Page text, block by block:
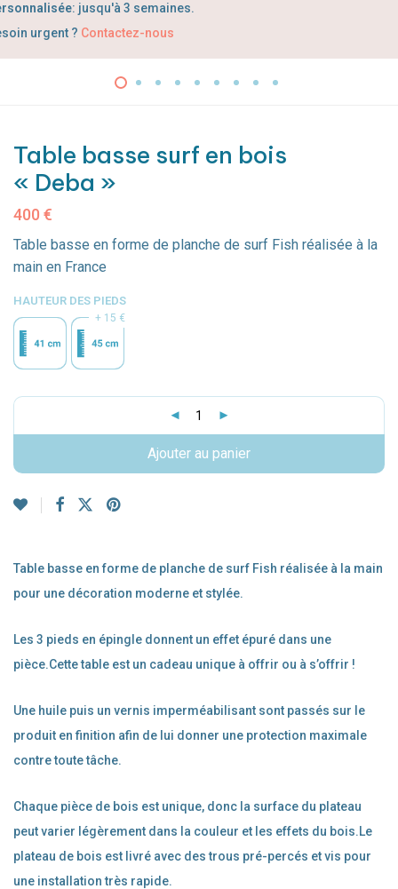
: jusqu'à 3 semaines.
urgent ? Contactez-nous
Table basse surf en bois
« Deba »
400 €
Table basse en forme de planche de surf Fish réalisée à la
main en France
HAUTEUR DES PIEDS
15 €
Ajouter au panier
Table basse en forme de planche de surf Fish réalisée à la main
pour une décoration moderne et stylée.
Les 3 pieds en épingle donnent un effet épuré dans une
pièce.Cette table est un cadeau unique à offrir ou à s’offrir !
Une huile puis un vernis imperméabilisant sont passés sur le
produit en finition afin de lui donner une protection maximale
contre toute tâche.
Chaque pièce de bois est unique, donc la surface du plateau
peut varier légèrement dans la couleur et les effets du bois.Le
plateau de bois est livré avec des trous pré-percés et vis pour
une installation très rapide.